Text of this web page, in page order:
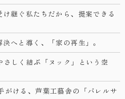
継ぐ私たちだから、提案できる
へと導く、「家の再生」。
しく結ぶ「ヌック」という空
がける、芦葉工藝舎の「バレルサ